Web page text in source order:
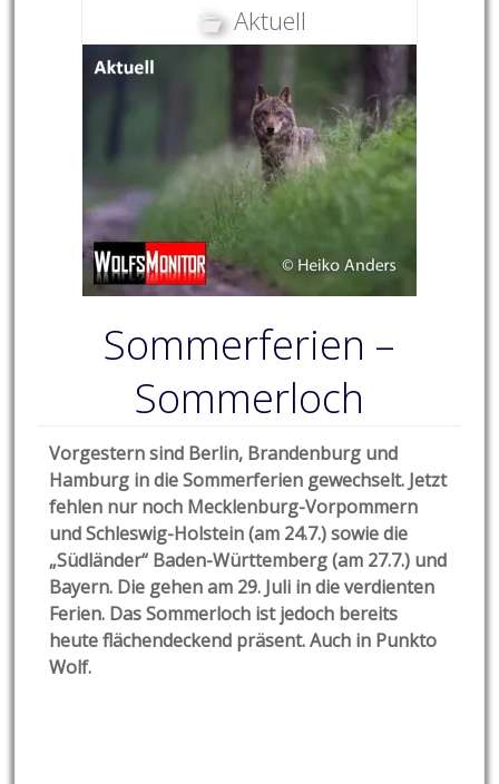
Aktuell
Sommerferien –
Sommerloch
Vorgestern sind Berlin, Brandenburg und
Hamburg in die Sommerferien gewechselt. Jetzt
fehlen nur noch Mecklenburg-Vorpommern
und Schleswig-Holstein (am 24.7.) sowie die
„Südländer“ Baden-Württemberg (am 27.7.) und
Bayern. Die gehen am 29. Juli in die verdienten
Ferien. Das Sommerloch ist jedoch bereits
heute flächendeckend präsent. Auch in Punkto
Wolf.